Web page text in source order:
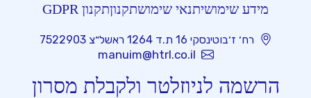
מידע שימושיתנאי שימושתקנוןתקנון GDPR
רח׳ ז׳בוטינסקי 16 ת.ד 1264 ראשל״צ 7522903
manuim@htrl.co.il
הרשמה לניוזלטר ולקבלת מסרון